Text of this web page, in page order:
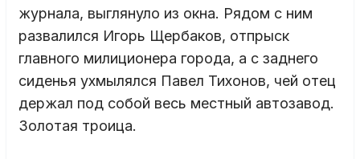
журнала, выглянуло из окна. Рядом с ним
развалился Игорь Щербаков, отпрыск
главного милиционера города, а с заднего
сиденья ухмылялся Павел Тихонов, чей отец
держал под собой весь местный автозавод.
Золотая троица.